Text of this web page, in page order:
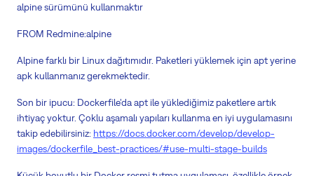
alpine sürümünü kullanmaktır
FROM Redmine:alpine
Alpine farklı bir Linux dağıtımıdır. Paketleri yüklemek için apt yerine
apk kullanmanız gerekmektedir.
Son bir ipucu: Dockerfile'da apt ile yüklediğimiz paketlere artık
ihtiyaç yoktur. Çoklu aşamalı yapıları kullanma en iyi uygulamasını
takip edebilirsiniz: https://docs.docker.com/develop/develop-
images/dockerfile_best-practices/#use-multi-stage-builds